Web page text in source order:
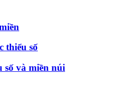
thiểu số
số và miền núi